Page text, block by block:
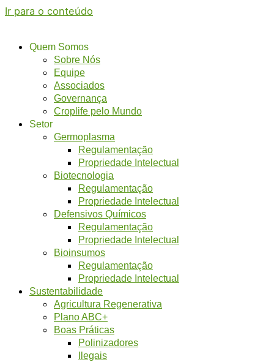
Ir para o conteúdo
Quem Somos
Sobre Nós
Equipe
Associados
Governança
Croplife pelo Mundo
Setor
Germoplasma
Regulamentação
Propriedade Intelectual
Biotecnologia
Regulamentação
Propriedade Intelectual
Defensivos Químicos
Regulamentação
Propriedade Intelectual
Bioinsumos
Regulamentação
Propriedade Intelectual
Sustentabilidade
Agricultura Regenerativa
Plano ABC+
Boas Práticas
Polinizadores
Ilegais